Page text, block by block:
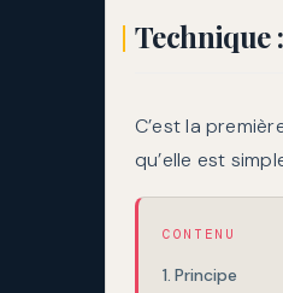
Technique
C’est la
qu’elle est
CONTENU
Principe